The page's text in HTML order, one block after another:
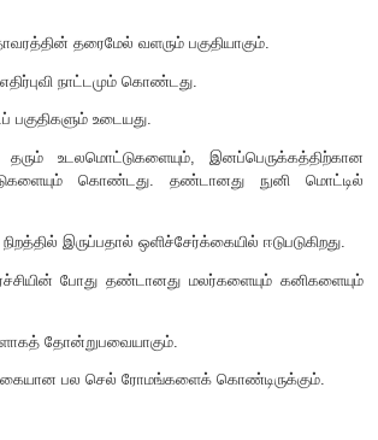
மேல்முளைக் குருத்து(Epicotyl
தாங்கும் அச்சாக வளர்கிறது. இந்த நுனிப்
செல்களைக் கொண்ட
நடக்கும் செல் பிரிதலும், வளர்ச்சியும்,
உருவாக்குகின்றன. தண்டில் இலை
இரண்டு அடுத்தடுத்த
(Characteristic features of the stem)